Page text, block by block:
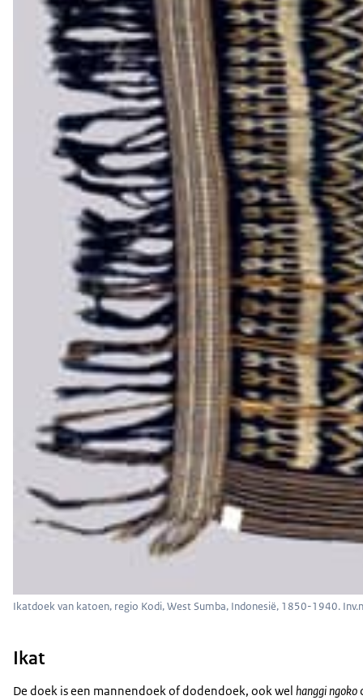
Ikatdoek van katoen, regio Kodi, West Sumba, Indonesië, 1850-1940.
Ikat
De doek is een mannendoek of dodendoek, ook wel hanggi ngoko